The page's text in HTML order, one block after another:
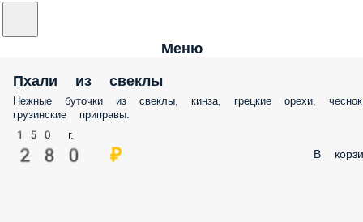
Меню
Пхали из свеклы
Нежные буточки из свеклы, кинза, грецкие орехи,
грузинские приправы.
150 г.
280 ₽ В